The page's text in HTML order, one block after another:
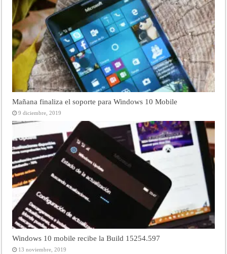
Mañana finaliza el soporte para Windows 10 Mobile
9 diciembre, 2019
Windows 10 mobile recibe la Build 15254.597
13 noviembre, 2019